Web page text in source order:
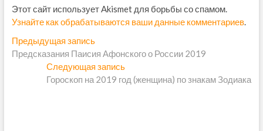
Этот сайт использует Akismet для борьбы со спамом.
Узнайте как обрабатываются ваши данные комментариев.
Н
а
Предыдущая записьП
р
е
д
Предсказания Паисия Афонского о России 2019
Следующая запись
л
Гороскоп на 2019 год (женщина) по знакам Зодиака